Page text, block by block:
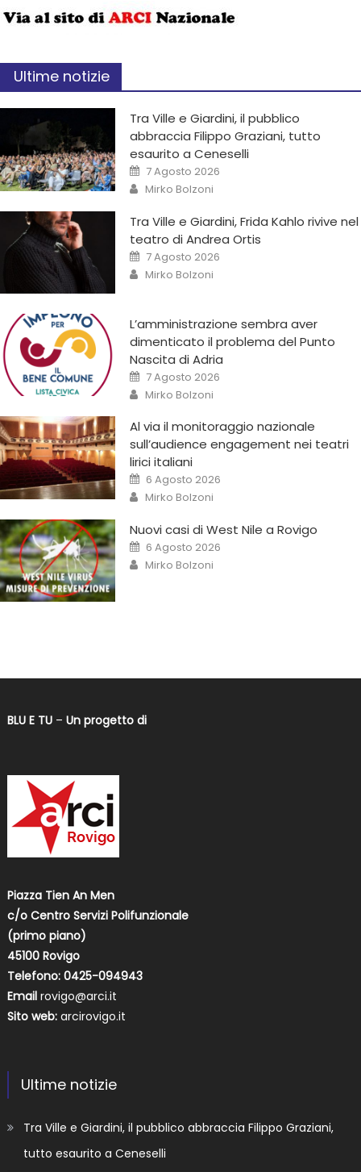
Ultime notizie
Tra Ville e Giardini, il pubblico
abbraccia Filippo Graziani, tutto
esaurito a Ceneselli
7 Agosto 2026
Mirko Bolzoni
Tra Ville e Giardini, Frida Kahlo rivive nel
teatro di Andrea Ortis
7 Agosto 2026
Mirko Bolzoni
L’amministrazione sembra aver
dimenticato il problema del Punto
Nascita di Adria
7 Agosto 2026
Mirko Bolzoni
Al via il monitoraggio nazionale
sull’audience engagement nei teatri
lirici italiani
6 Agosto 2026
Mirko Bolzoni
Nuovi casi di West Nile a Rovigo
6 Agosto 2026
Mirko Bolzoni
BLU E TU– Un progetto di
Piazza Tien An Men
c/o Centro Servizi Polifunzionale
(primo piano)
45100 Rovigo
Telefono: 0425-094943
Email rovigo@arci.it
Sito web: arcirovigo.it
Ultime notizie
Tra Ville e Giardini, il pubblico abbraccia Filippo Graziani,
tutto esaurito a Ceneselli